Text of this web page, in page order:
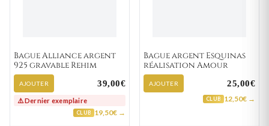
Bague Alliance argent
925 gravable Rehim
AJOUTER 39,00€
⚠️ Dernier exemplaire
CLUB 19,50€ →
Bague argent Esquinas
réalisation Amour
AJOUTER 25,00€
CLUB 12,50€ →